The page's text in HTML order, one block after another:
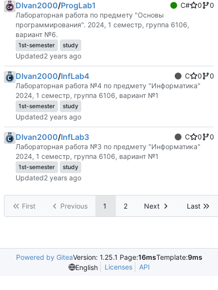
DIvan2000/ProgLab1 C# 0
0
Лабораторная работа по предмету "Основы
программирования". 2024, 1 семестр, группа 6106,
вариант №6.
1st-semester study
Updated
DIvan2000/InfLab4 C 0
0
Лабораторная работа №4 по предмету "Информатика"
2024, 1 семестр, группа 6106, вариант №1
1st-semester study
Updated
DIvan2000/InfLab3 C 0
0
Лабораторная работа №3 по предмету "Информатика"
2024, 1 семестр, группа 6106, вариант №1
1st-semester study
Updated
First Previous 1 2 Next Last
Powered by GiteaVersion: 1.25.1 Page:16msTemplate:9ms
English
Licenses API